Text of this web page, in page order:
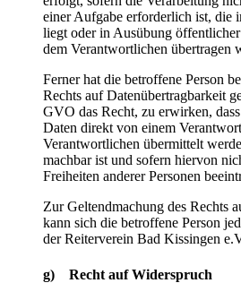
einer Aufgabe erforderlich ist, die
liegt oder in Ausübung
dem Verantwortlichen übertragen
Ferner hat die betroffene Person
Rechts auf Datenübertragbarkeit
GVO das Recht, zu erwirken,
Daten direkt von einem
Verantwortlichen übermittelt
machbar ist und sofern hiervon
Freiheiten anderer Personen
Zur Geltendmachung des Rechts
kann sich die betroffene Person
der Reiterverein Bad Kissingen
g) Recht auf Widerspruch